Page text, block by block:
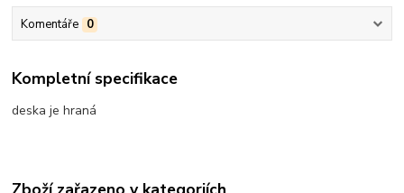
Komentáře 0
Kompletní specifikace
deska je hraná